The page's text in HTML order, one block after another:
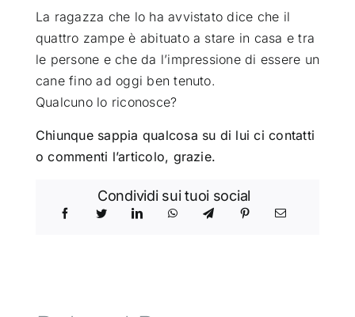
La ragazza che lo ha avvistato dice che il
quattro zampe è abituato a stare in casa e tra
le persone e che da l’impressione di essere un
cane fino ad oggi ben tenuto.
Qualcuno lo riconosce?
Chiunque sappia qualcosa su di lui ci contatti
o commenti l’articolo, grazie.
Condividi sui tuoi social